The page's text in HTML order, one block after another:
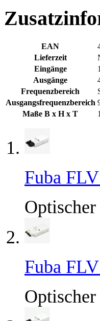
EAN
Lieferzeit
Eingänge
1
Ausgänge
Frequenzbereich
Ausgangsfrequenzbereich
Maße B x H x T
Fuba
Fuba